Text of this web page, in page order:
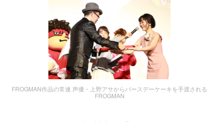
FROGMAN作品の常連 声優・上野アサからバースデーケーキを手渡される
FROGMAN